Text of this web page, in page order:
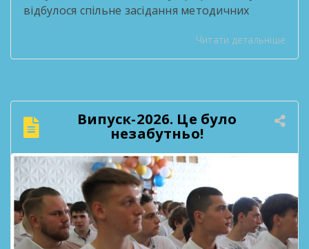
відбулося спільне засідання методичних
2025/2026 навчальний рік. Педагоги
поділилися здобутками методичної роботи,
рік. Такі зустрічі — нагода озирнутися на
пройдений шлях і побачити, скільки цінного
зроблено спільними зусиллями колективу. […]
Читати детальніше
Випуск-2026. Це було
незабутньо!